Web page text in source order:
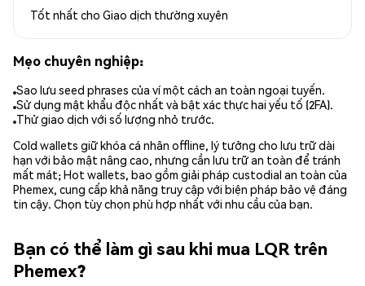
Tốt nhất cho Giao dịch thường xuyên
Mẹo chuyên nghiệp:
Sao lưu seed phrases của ví một cách an toàn ngoại tuyến.
Sử dụng mật khẩu độc nhất và bật xác thực hai yếu tố (2FA).
Thử giao dịch với số lượng nhỏ trước.
Cold wallets giữ khóa cá nhân offline, lý tưởng cho lưu trữ dài
hạn với bảo mật nâng cao, nhưng cần lưu trữ an toàn để tránh
mất mát; Hot wallets, bao gồm giải pháp custodial an toàn của
Phemex, cung cấp khả năng truy cập với biện pháp bảo vệ đáng
tin cậy. Chọn tùy chọn phù hợp nhất với nhu cầu của bạn.
Bạn có thể làm gì sau khi mua LQR trên
Phemex?